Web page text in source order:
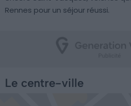
Rennes pour un séjour réussi.
Le centre-ville